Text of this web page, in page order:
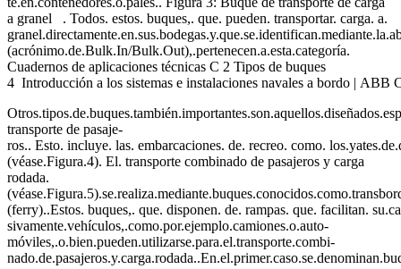
a granel . Todos. estos. buques,. que. pueden. transportar. carga. a.
(acrónimo.de.Bulk.In/Bulk.Out),.pertenecen.a.esta.categoría.
Cuadernos de aplicaciones técnicas C 2 Tipos de buques
4 Introducción a los sistemas e instalaciones navales a bordo | ABB
transporte de pasaje-
ros.. Esto. incluye. las. embarcaciones. de. recreo. como.
(véase.Figura.4). El. transporte combinado de pasajeros y carga
rodada.
(ferry)..Estos. buques,. que. disponen. de. rampas. que. facilitan.
sivamente.vehículos,.como.por.ejemplo.camiones.o.auto-
móviles,.o.bien.pueden.utilizarse.para.el.transporte.combi-